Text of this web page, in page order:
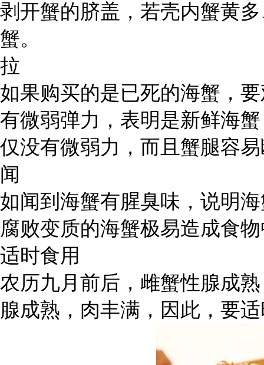
剥开蟹的脐盖，若壳内蟹黄
蟹。
拉
如果购买的是已死的海蟹，
有微弱弹力，表明是新鲜海
仅没有微弱力，而且蟹腿容
闻
如闻到海蟹有腥臭味，说明
腐败变质的海蟹极易造成食
适时食用
农历九月前后，雌蟹性腺成
腺成熟，肉丰满，因此，要